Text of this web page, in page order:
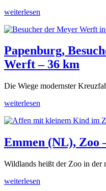
weiterlesen
Papenburg,
Werft – 36 km
Die Wiege modernster
weiterlesen
Emmen (NL), Zoo
Wildlands heißt der Zoo in der
weiterlesen